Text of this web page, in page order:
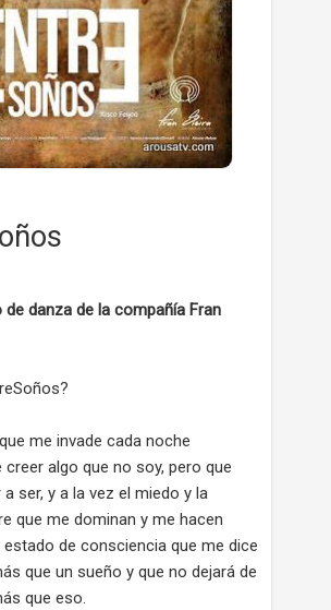
de danza de la compañía Fran
me invade cada noche
creer algo que no soy, pero que
ser, y a la vez el miedo y la
que me dominan y me hacen
estado de consciencia que me dice
que un sueño y que no dejará de
que eso.